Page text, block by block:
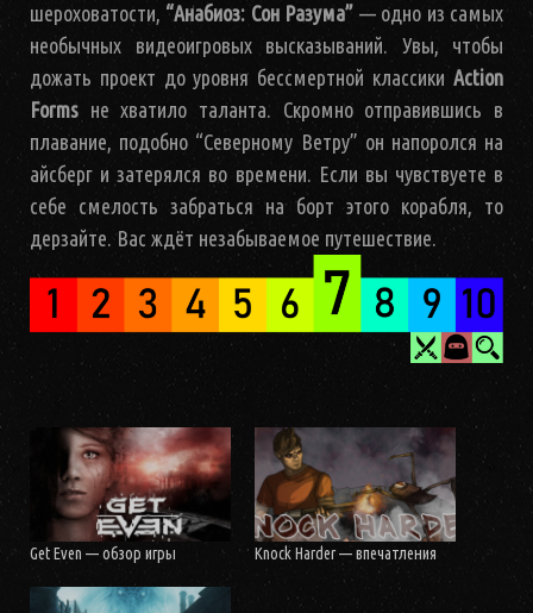
шероховатости, “Анабиоз: Сон Разума” — одно из самых
необычных видеоигровых высказываний. Увы, чтобы
дожать проект до уровня бессмертной классики Action
Forms не хватило таланта. Скромно отправившись в
плавание, подобно “Северному Ветру” он напоролся на
айсберг и затерялся во времени. Если вы чувствуете в
себе смелость забраться на борт этого корабля, то
дерзайте. Вас ждёт незабываемое путешествие.
Get Even — обзор игры Knock Harder — впечатления